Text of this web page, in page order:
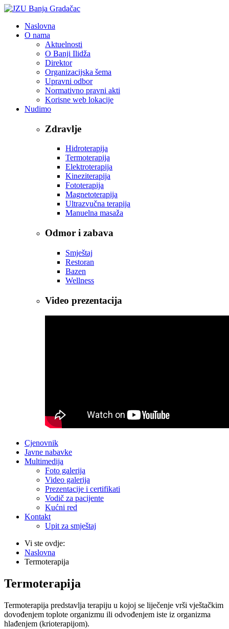
Naslovna
O nama
Aktuelnosti
O Banji Ilidža
Direktor
Organizacijska šema
Upravni odbor
Normativno pravni akti
Korisne web lokacije
Nudimo
Zdravlje
Hidroterapija
Termoterapija
Elektroterapija
Kineziterapija
Fototerapija
Magnetoterapija
Ultrazvučna terapija
Manuelna masaža
Odmor i zabava
Smještaj
Restoran
Bazen
Wellness
Video prezentacija
Cjenovnik
Javne nabavke
Multimedija
Foto galerija
Video galerija
Prezentacije i certifikati
Vodič za pacijente
Kućni red
Kontakt
Upit za smještaj
Vi ste ovdje:
Naslovna
Termoterapija
Termoterapija
Termoterapija predstavlja terapiju u kojoj se liječenje vrši vještačkim
dovođenjem toplote organizmu ili odvođenjem iste iz organizma
hlađenjem (krioterapijom).